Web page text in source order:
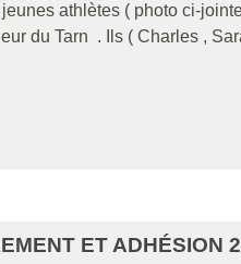
athlètes ( photo ci-
du Tarn . Ils ( Charles ,
ET ADHÉSION